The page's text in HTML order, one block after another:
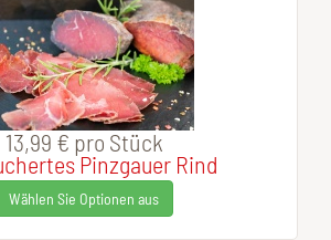
13,99 € pro Stück
Pinzgauer Rind
Wählen Sie Optionen aus